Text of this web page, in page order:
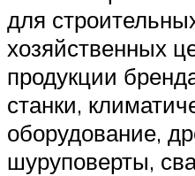
для
хозяйственных
продукции
станки,
оборудование,
шуруповерты,